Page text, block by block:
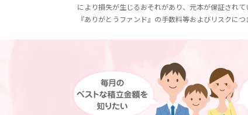
により損失が生じるおそれがあり、元本が保証されて
『ありがとうファンド』の手数料等およびリスクにつ